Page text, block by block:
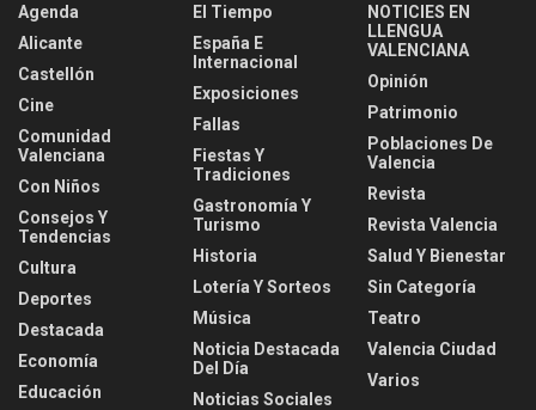
Agenda
Alicante
Castellón
Cine
Comunidad
Valenciana
Con Niños
Consejos Y
Tendencias
Cultura
Deportes
Destacada
Economía
Educación
El Tiempo
España E
Internacional
Exposiciones
Fallas
Fiestas Y
Tradiciones
Gastronomía Y
Turismo
Historia
Lotería Y Sorteos
Música
Noticia Destacada
Del Día
Noticias Sociales
NOTICIES EN
LLENGUA
VALENCIANA
Opinión
Patrimonio
Poblaciones De
Valencia
Revista
Revista Valencia
Salud Y Bienestar
Sin Categoría
Teatro
Valencia Ciudad
Varios